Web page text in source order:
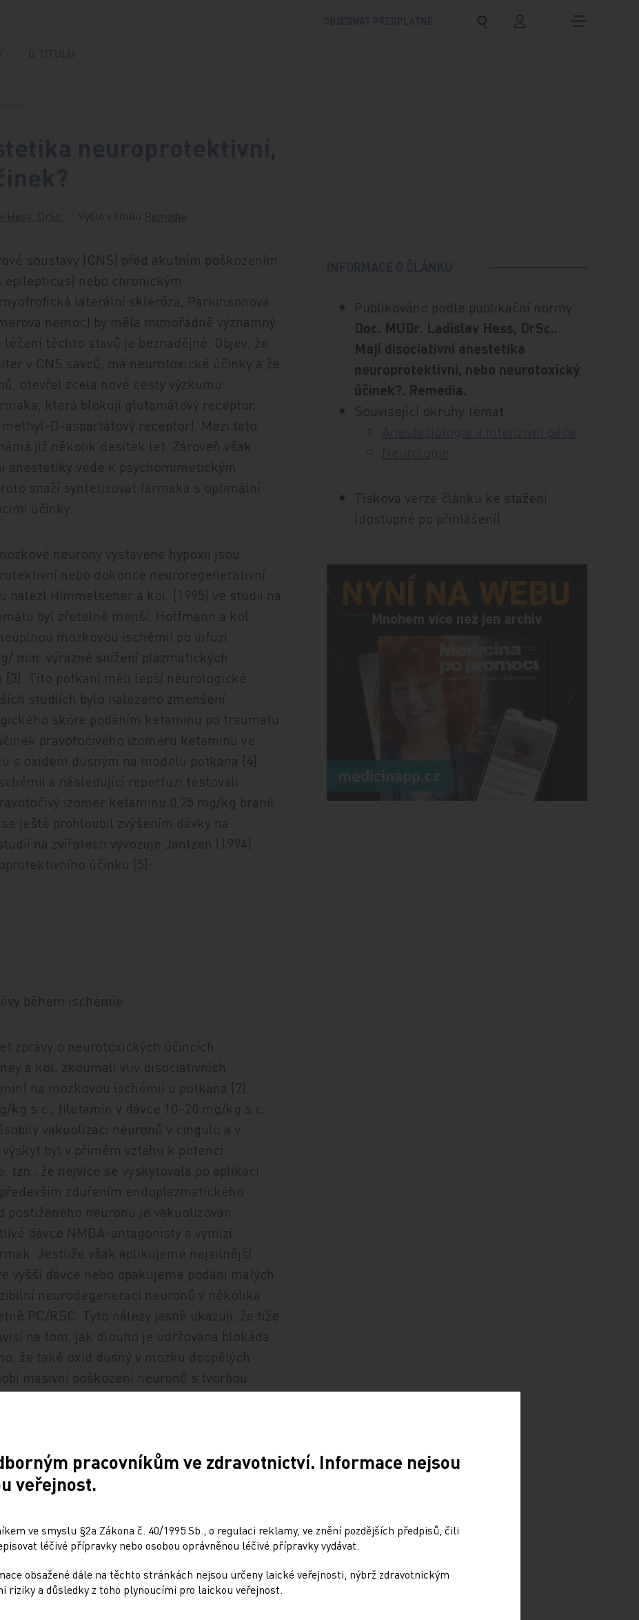
Hess, DrSc. Vyšlo v titulu Remedia
soustavy (CNS) před akutním poškozením
nebo chronickým
laterální skleróza, Parkinsonova
nemoc) by měla mimořádně významný
těchto stavů je beznadějné. Objev, že
v CNS savců, má neurotoxické účinky a že
otevřel zcela nové cesty výzkumu.
která blokují glutamátový receptor,
D-aspartátový receptor). Mezi tato
již několik desítek let. Zároveň však
anestetiky vede k psychomimetickým
snaží syntetizovat farmaka s optimální
účinky.
neurony vystavené hypoxii jsou
nebo dokonce neuroregenerativní
Himmelseher a kol. (1995) ve studii na
byl zřetelně menší. Hoffmann a kol.
mozkovou ischémií po infuzi
min. výrazné snížení plazmatických
Tito potkani měli lepší neurologické
studiích bylo nalezeno zmenšení
skóre podáním ketaminu po traumatu
pravotočivého izomeru ketaminu ve
s oxidem dusným na modelu potkana [4].
a následující reperfuzi testovali
izomer ketaminu 0,25 mg/kg bránil
ještě prohloubil zvýšením dávky na
na zvířatech vyvozuje Jantzen (1994)
účinku [5]:
během ischémie.
zprávy o neurotoxických účincích
a kol. zkoumali vliv disociativních
na mozkovou ischémii u potkana [7].
kg s.c., tiletamin v dávce 10–20 mg/kg s.c.
vakuolizaci neuronů v cingulu a v
byl v přímém vztahu k potenci
tzn., že nejvíce se vyskytovala po aplikaci
zduřením endoplazmatického
neuronu je vakuolizován.
dávce NMDA-antagonisty a vymizí
Jestliže však aplikujeme nejsilnější
dávce nebo opakujeme podání malých
neurodegeneraci neuronů v několika
PC/RSC. Tyto nálezy jasně ukazují, že tíže
na tom, jak dlouho je udržována blokáda
že také oxid dusný v mozku dospělých
masivní poškození neuronů s tvorbou
prokázáno, že se neurotoxické účinky
nízkých dávkách obou farmak. Jiné
NMDA-receptory. Překvapivě však nemá
a je schopen dokonce chránit před
Phencyclidin byl používán v
60. let 20. století a pro vysoký výskyt
zcela upuštěno [6]. Při chronickém užívání
schizofrenních psychóz. Je nepochybné,
i patomorfologické změny neuronů.
[8]. Pozoroval, že opakované imobilizace
Publikováno podle publikační normy:
Doc. MUDr. Ladislav Hess, DrSc..
Mají disociativní anestetika
neuroprotektivní, nebo neurotoxický
účinek?. Remedia.
Související okruhy témat:
Tisková verze článku ke stažení
(dostupné po přihlášení)
pracovníkům ve zdravotnictví. Informace nejsou
veřejnost.
ve smyslu §2a Zákona č. 40/1995 Sb., o regulaci reklamy, ve znění pozdějších předpisů, čili
léčivé přípravky nebo osobou oprávněnou léčivé přípravky vydávat.
obsažené dále na těchto stránkách nejsou určeny laické veřejnosti, nýbrž zdravotnickým
riziky a důsledky z toho plynoucími pro laickou veřejnost.